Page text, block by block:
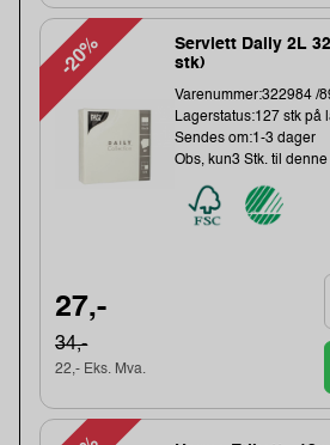
-20%
Serviett Daily 2L
stk)
Varenummer:322984 /
Lagerstatus:127 stk på
Sendes om:1-3 dager
Obs, kun3 Stk. til
27,-
34,-
22,- Eks. Mva.